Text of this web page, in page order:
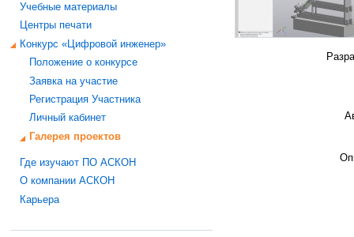
Учебные материалы
Центры печати
Конкурс «Цифровой инженер»
Положение о конкурсе
Заявка на участие
Регистрация Участника
Личный кабинет
Галерея проектов
Где изучают ПО АСКОН
О компании АСКОН
Карьера